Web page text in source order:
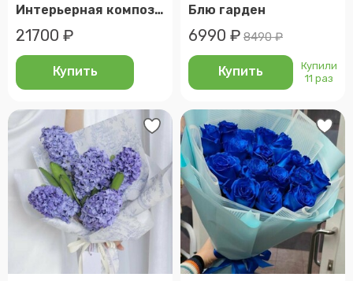
Интерьерная композиция из сухоцветов в кашпо "лазурный берег"
21700 ₽
Купить
Блю гарден
6990 ₽ 8490 ₽
Купить
Купили
11 раз